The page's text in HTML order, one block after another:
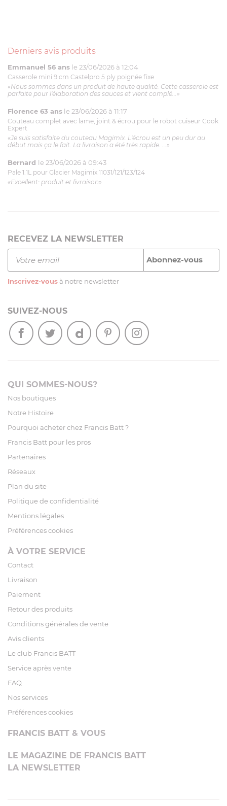
Derniers avis produits
Emmanuel 56 ans le 23/06/2026 à 12:04
Casserole mini 9 cm Castelpro 5 ply poignée fixe
«Nous sommes dans un produit de haute qualité. Cette casserole est
parfaite pour l'élaboration des sauces et vient complé...»
Florence 63 ans le 23/06/2026 à 11:17
Couteau complet avec lame, joint & écrou pour le robot cuiseur Cook
Expert
«Je suis satisfaite du couteau Magimix. L'écrou est un peu dur au
début mais ça le fait. La livraison a été très rapide. ...»
Bernard le 23/06/2026 à 09:43
Pale 1.1L pour Glacier Magimix 11031/121/123/124
«Excellent: produit et livraison»
RECEVEZ LA NEWSLETTER
Inscrivez-vous à notre newsletter
SUIVEZ-NOUS
QUI SOMMES-NOUS?
Nos boutiques
Notre Histoire
Pourquoi acheter chez Francis Batt ?
Francis Batt pour les pros
Partenaires
Réseaux
Plan du site
Politique de confidentialité
Mentions légales
Préférences cookies
À VOTRE SERVICE
Contact
Livraison
Paiement
Retour des produits
Conditions générales de vente
Avis clients
Le club Francis BATT
Service après vente
FAQ
Nos services
Préférences cookies
FRANCIS BATT & VOUS
LE MAGAZINE DE FRANCIS BATT
LA NEWSLETTER